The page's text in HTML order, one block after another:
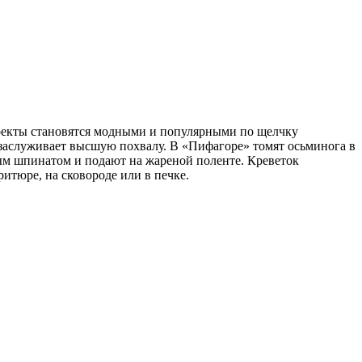
становятся модными и популярными по щелчку
высшую похвалу. В «Пифагоре» томят осьминога в
шпинатом и подают на жареной поленте. Креветок
на сковороде или в печке.